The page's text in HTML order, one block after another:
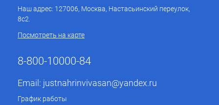
Наш адрес: 127006, Москва, Настасьинский переулок,
8с2.
Посмотреть на карте
8-800-10000-84
Email: justnahrinvivasan@yandex.ru
График работы